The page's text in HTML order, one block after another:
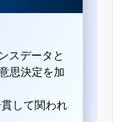
スデータと
思決定を加
して関われ